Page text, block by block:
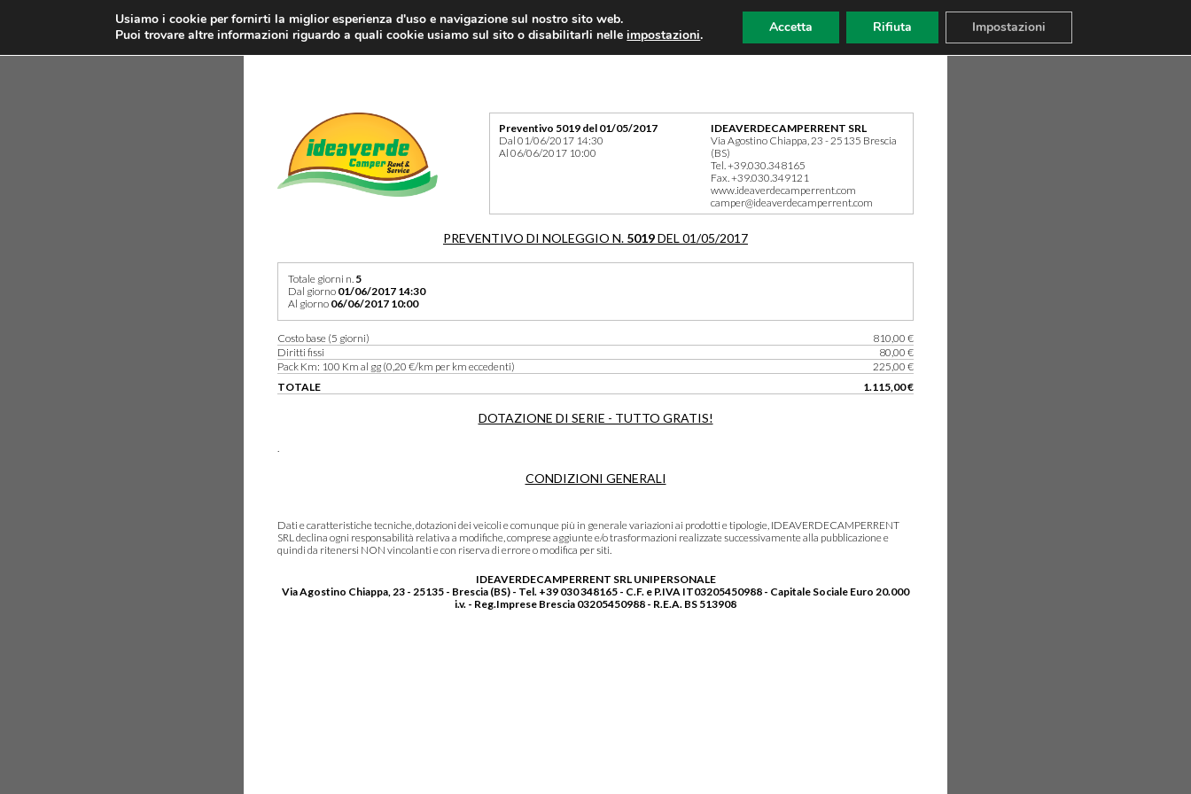
IDEAVERDECAMPERRENT SRL
Via Agostino Chiappa, 23 - 25135 Brescia
(BS)
Tel. +39.030.348165
Fax. +39.030.349121
www.ideaverdecamperrent.com
camper@ideaverdecamperrent.com
Preventivo 5019 del 01/05/2017
Dal 01/06/2017 14:30
Al 06/06/2017 10:00
PREVENTIVO DI NOLEGGIO N. 5019DEL 01/05/2017
Totale giorni n. 5
Dal giorno 01/06/2017 14:30
Al giorno 06/06/2017 10:00
Costo base (5 giorni)
810,00 €
Diritti fissi
80,00 €
Pack Km: 100 Km al gg (0,20 €/km per km eccedenti)
225,00 €
TOTALE
1.115,00 €
DOTAZIONE DI SERIE - TUTTO GRATIS!
.
CONDIZIONI GENERALI
Dati e caratteristiche tecniche, dotazioni dei veicoli e comunque più in generale variazioni ai prodotti e tipologie, IDEAVERDECAMPERRENT
SRL declina ogni responsabilità relativa a modifiche, comprese aggiunte e/o trasformazioni realizzate successivamente alla pubblicazione e
quindi da ritenersi NON vincolanti e con riserva di errore o modifica per siti.
IDEAVERDECAMPERRENT SRL UNIPERSONALE
Via Agostino Chiappa, 23 - 25135 - Brescia (BS) - Tel. +39 030 348165 - C.F. e P.IVA IT03205450988 - Capitale Sociale Euro 20.000
i.v. - Reg.Imprese Brescia 03205450988 - R.E.A. BS 513908
Usiamo i cookie per fornirti la miglior esperienza d'uso e navigazione sul nostro sito web.
Puoi trovare altre informazioni riguardo a quali cookie usiamo sul sito o disabilitarli nelleimpostazioni. Accetta Rifiuta Impostazioni